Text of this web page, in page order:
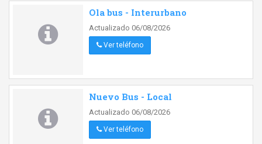
Ola bus - Interurbano
Actualizado 06/08/2026
Ver teléfono
Nuevo Bus - Local
Actualizado 06/08/2026
Ver teléfono